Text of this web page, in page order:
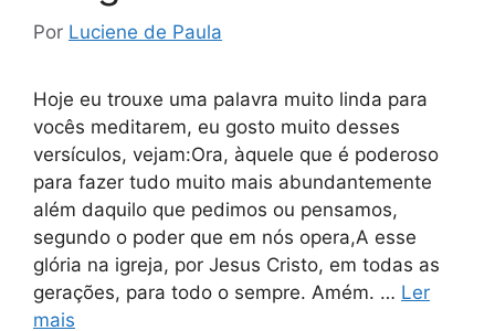
Por Luciene de Paula
Hoje eu trouxe uma palavra muito linda para
vocês meditarem, eu gosto muito desses
versículos, vejam:Ora, àquele que é poderoso
para fazer tudo muito mais abundantemente
além daquilo que pedimos ou pensamos,
segundo o poder que em nós opera,A esse
glória na igreja, por Jesus Cristo, em todas as
gerações, para todo o sempre. Amém. … Ler
mais